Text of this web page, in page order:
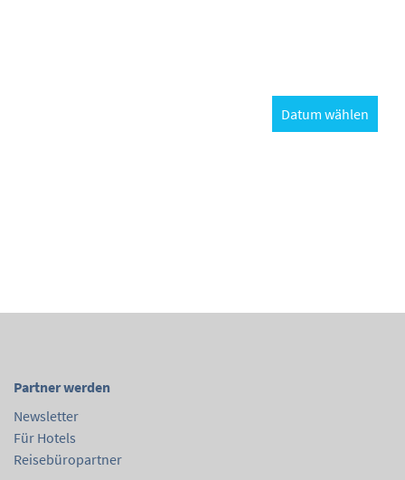
Datum wählen
Partner werden
Newsletter
Für Hotels
Reisebüropartner